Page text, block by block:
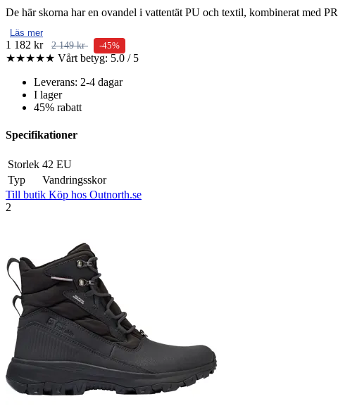
De här skorna har en ovandel i vattentät PU och textil, kombinerat med
Läs mer
1 182 kr 2 149 kr -45%
★★★★★ Vårt betyg: 5.0 / 5
Leverans: 2-4 dagar
I lager
45% rabatt
Specifikationer
Storlek 42 EU
Typ
Vandringsskor
Till butik Köp hos Outnorth.se
2